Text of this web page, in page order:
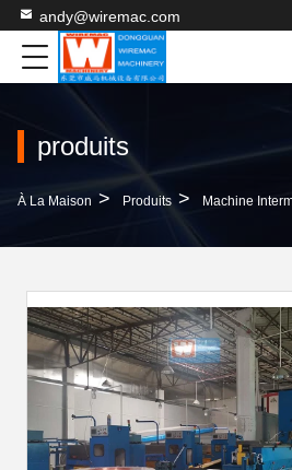
andy@wiremac.com
produits
À La Maison > Produits > Machine